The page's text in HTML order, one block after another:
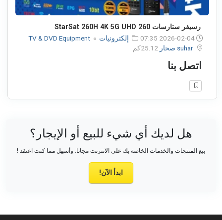
رسيفر ستارسات 260 StarSat 260H 4K 5G UHD
إلكترونيات »
TV & DVD Equipment
suhar صحار
25.12كم
اتصل بنا
هل لديك أي شيء للبيع أو الإيجار؟
بيع المنتجات والخدمات الخاصة بك على الانترنت مجانا. وأسهل مما كنت اعتقد !
ابدأ الآن!